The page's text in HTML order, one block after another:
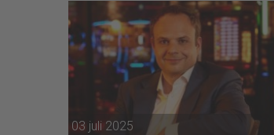
03 juli 2025